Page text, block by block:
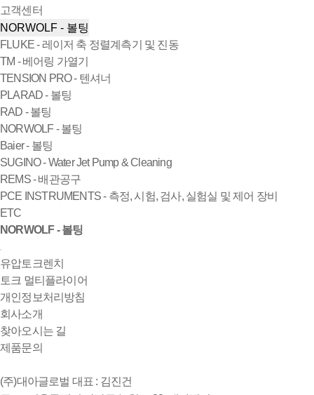
고객센터
NORWOLF - 볼팅
FLUKE - 레이저 축 정렬계측기 및 진동
TM - 베어링 가열기
TENSION PRO - 텐셔너
PLARAD - 볼팅
RAD - 볼팅
NORWOLF - 볼팅
Baier - 볼팅
SUGINO - Water Jet Pump & Cleaning
REMS - 배관공구
PCE INSTRUMENTS - 측정, 시험, 검사, 실험실 및 제어 장비
ETC
NORWOLF - 볼팅
유압토크렌치
토크 멀티플라이어
개인정보처리방침
회사소개
찾아오시는 길
제품문의
(주)대아글로벌 대표 : 김진건